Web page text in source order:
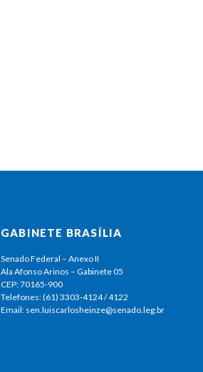
GABINETE BRASÍLIA
Senado Federal – Anexo II
Ala Afonso Arinos – Gabinete 05
CEP: 70165-900
Telefones: (61) 3303-4124 / 4122
Email: sen.luiscarlosheinze@senado.leg.br